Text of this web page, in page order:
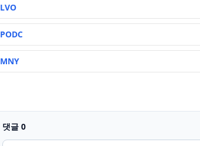
LVO
PODC
MNY
댓글 0